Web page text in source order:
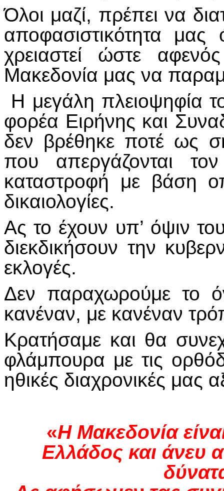
Όλοι μαζί, πρέπει να
αποφασιστικότητα
χρειαστεί ώστε
Μακεδονία μας να
Η μεγάλη πλειοψηφία
φορέα Ειρήνης και
δεν βρέθηκε ποτέ ως
που απεργάζονται
καταστροφή με βάση
δικαιολογίες.
Ας το έχουν υπ’ όψιν
διεκδικήσουν την
εκλογές.
Δεν παραχωρούμε το
κανέναν, με κανέναν
Κρατήσαμε και θα
φλάμπουρα με τις
ηθικές διαχρονικές μας
«Η Μακεδονία
Ελλάδος και άνευ